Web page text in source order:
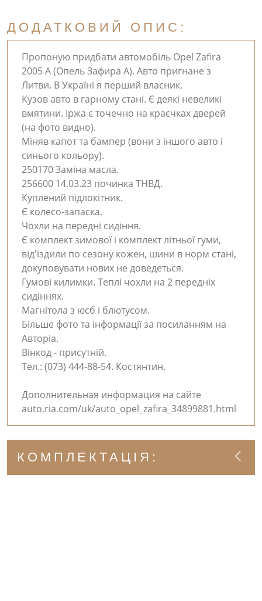
ДОДАТКОВИЙ ОПИС:
Пропоную придбати автомобіль Opel Zafira
2005 А (Опель Зафира А). Авто пригнане з
Литви. В Україні я перший власник.
Кузов авто в гарному стані. Є деякі невеликі
вмятини. Іржа є точечно на краєчках дверей
(на фото видно).
Міняв капот та бампер (вони з іншого авто і
синього кольору).
250170 Заміна масла.
256600 14.03.23 починка ТНВД.
Куплений підлокітник.
Є колесо-запаска.
Чохли на передні сидіння.
Є комплект зимової і комплект літньої гуми,
від'їздили по сезону кожен, шини в норм стані,
докуповувати нових не доведеться.
Гумові килимки. Теплі чохли на 2 передніх
сидіннях.
Магнітола з юсб і блютусом.
Більше фото та інформації за посиланням на
Авторіа.
Вінкод - присутній.
Тел.: (073) 444-88-54. Костянтин.
Дополнительная информация на сайте
auto.ria.com/uk/auto_opel_zafira_34899881.html
КОМПЛЕКТАЦІЯ: